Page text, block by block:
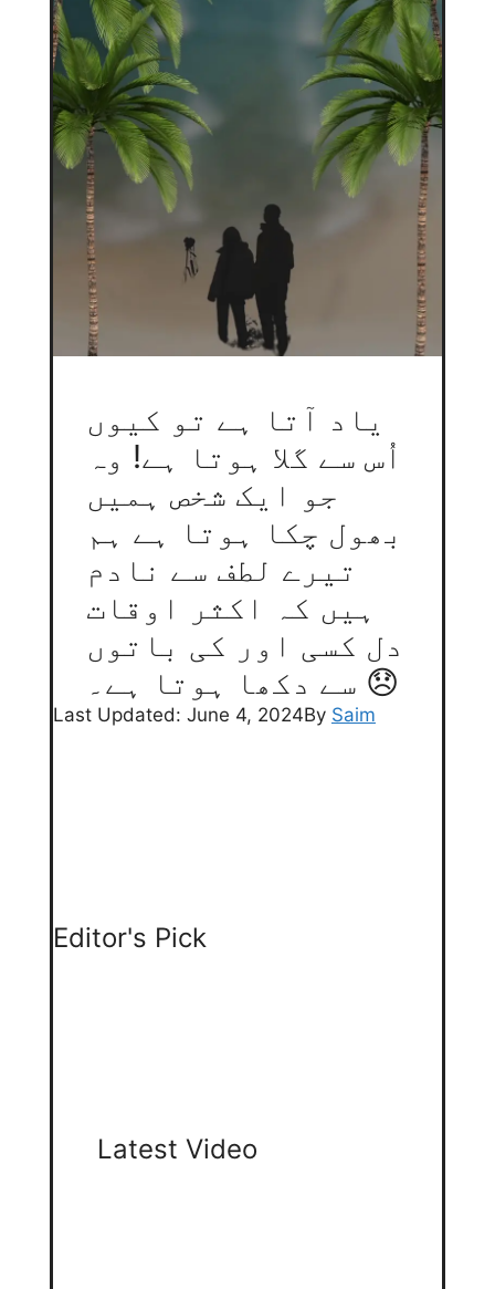
یاد آتا ہے تو کیوں
اُس سے گلا ہوتا ہے! وہ
جو ایک شخص ہمیں
بھول چکا ہوتا ہے ہم
تیرے لطف سے نادم
ہیں کہ اکثر اوقات
دل کسی اور کی باتوں
سے دکھا ہوتا ہے۔ 😞
Last Updated: June 4, 2024By Saim
Editor's Pick
Latest Video